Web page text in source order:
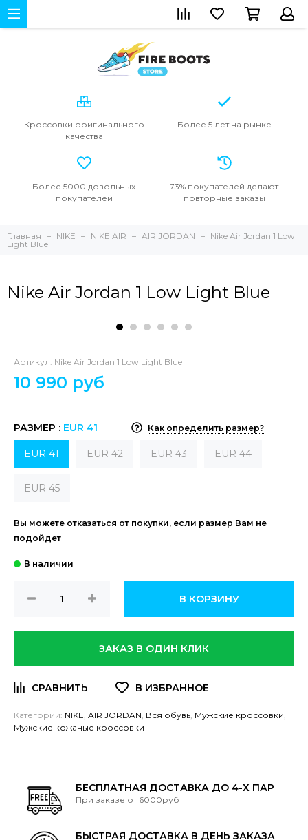
Кроссовки оригинального
качества
Более 5 летна рынке
Более 5000 довольных
покупателей
73% покупателей делают
повторные заказы
Главная NIKE NIKE AIR AIR JORDAN
Nike Air Jordan 1 Low
Light Blue
Nike Air Jordan 1 Low Light Blue
Артикул: Nike Air Jordan 1 Low Light Blue
10 990 руб
РАЗМЕР : EUR 41 Как определить размер?
EUR 41 EUR 42 EUR 43 EUR 44
EUR 45
Вы можете отказаться от покупки, если размер Вам не
подойдет
В КОРЗИНУ
ЗАКАЗ В ОДИН КЛИК
Категории: NIKE AIR JORDAN Вся обувь Мужские кроссовки
Мужские кожаные кроссовки
БЕСПЛАТНАЯ ДОСТАВКА ДО 4-Х ПАР
При заказе от 6000руб
БЫСТРАЯ ДОСТАВКА В ДЕНЬ ЗАКАЗА